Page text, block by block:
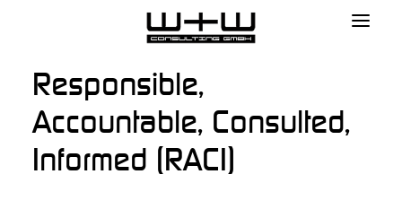
Responsible,
Accountable, Consulted,
Informed (RACI)